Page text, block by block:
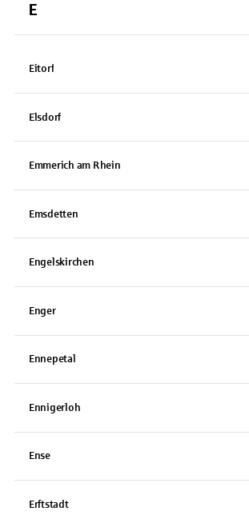
E
Eitorf
Elsdorf
Emmerich am Rhein
Emsdetten
Engelskirchen
Enger
Ennepetal
Ennigerloh
Ense
Erftstadt